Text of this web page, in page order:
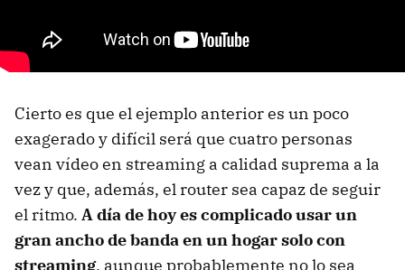
Cierto es que el ejemplo anterior es un poco
exagerado y difícil será que cuatro personas
vean vídeo en streaming a calidad suprema a la
vez y que, además, el router sea capaz de seguir
el ritmo. A día de hoy es complicado usar un
gran ancho de banda en un hogar solo con
streaming, aunque probablemente no lo sea